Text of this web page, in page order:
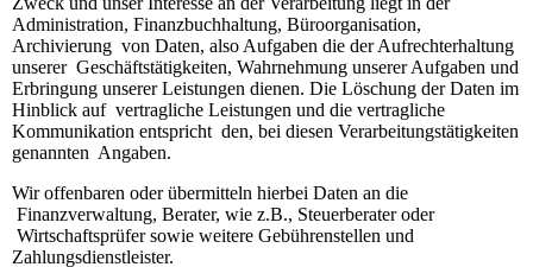
Administration, Finanzbuchhaltung, Büroorganisation,
Archivierung von Daten, also Aufgaben die der Aufrechterhaltung
unserer Geschäftstätigkeiten, Wahrnehmung unserer Aufgaben und
Erbringung unserer Leistungen dienen. Die Löschung der Daten im
Hinblick auf vertragliche Leistungen und die vertragliche
Kommunikation entspricht den, bei diesen Verarbeitungstätigkeiten
genannten Angaben.
Wir offenbaren oder übermitteln hierbei Daten an die
Finanzverwaltung, Berater, wie z.B., Steuerberater oder
Wirtschaftsprüfer sowie weitere Gebührenstellen und
Zahlungsdienstleister.